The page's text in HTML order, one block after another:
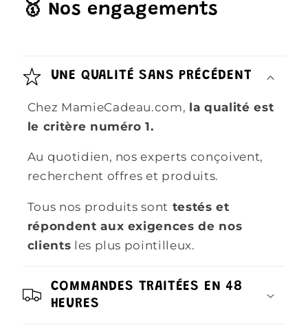
🥇 Nos engagements
UNE QUALITÉ SANS PRÉCÉDENT
Chez MamieCadeau.com, la qualité est
le critère numéro 1.
Au quotidien, nos experts conçoivent,
recherchent offres et produits.
Tous nos produits sont testés et
répondent aux exigences de nos
clients les plus pointilleux.
COMMANDES TRAITÉES EN 48
HEURES